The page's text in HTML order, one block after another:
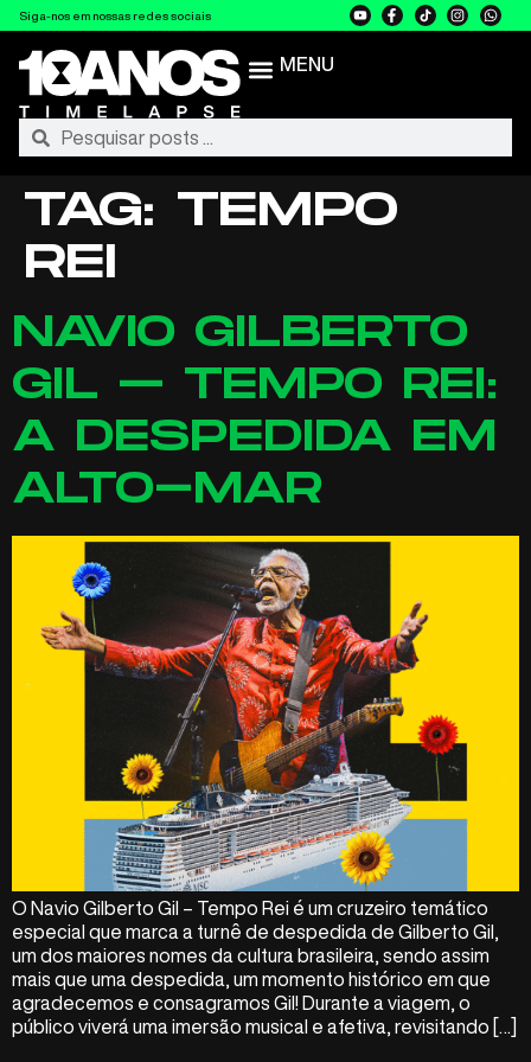
Siga-nos em nossas redes sociais
MENU
TAG: TEMPO
REI
NAVIO GILBERTO
GIL – TEMPO REI:
A DESPEDIDA EM
ALTO-MAR
O Navio Gilberto Gil – Tempo Rei é um cruzeiro temático
especial que marca a turnê de despedida de Gilberto Gil,
um dos maiores nomes da cultura brasileira, sendo assim
mais que uma despedida, um momento histórico em que
agradecemos e consagramos Gil! Durante a viagem, o
público viverá uma imersão musical e afetiva, revisitando […]